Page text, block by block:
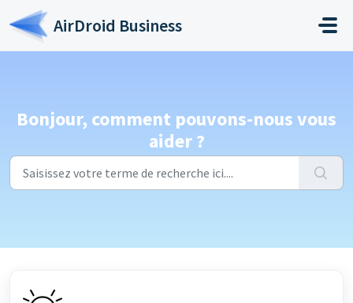
Passer au contenu principal
AirDroid Business
Bonjour, comment pouvons-nous vous
aider ?